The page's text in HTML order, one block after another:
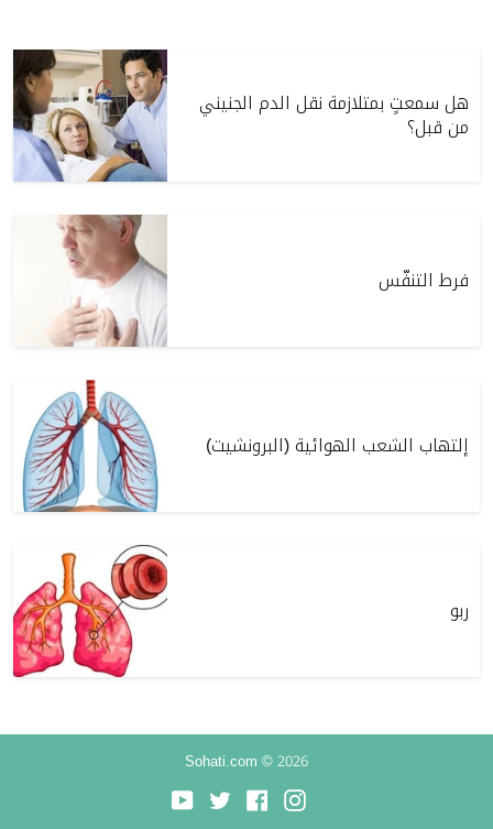
هل سمعتٍ بمتلازمة نقل الدم الجنيني
من قبل؟
فرط التنفّس
إلتهاب الشعب الهوائية (البرونشيت)
ربو
Sohati.com © 2026